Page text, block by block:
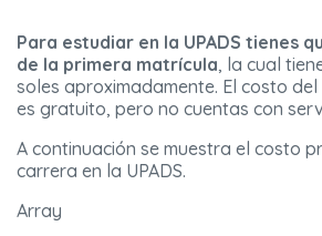
Para estudiar en la UPADS tienes
de la primera matrícula, la cual
soles aproximadamente. El costo
es gratuito, pero no cuentas con
A continuación se muestra el costo
carrera en la UPADS.
Array